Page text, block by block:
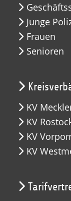
Junge
Frauen
Senioren
KV
KV
KV
KV